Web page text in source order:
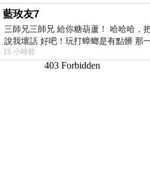
藍玫友7
三師兄三師兄 給你糖葫蘆！ 哈哈哈，
說我壞話 好吧！玩打蟑螂是有點髒 那
15 小時前